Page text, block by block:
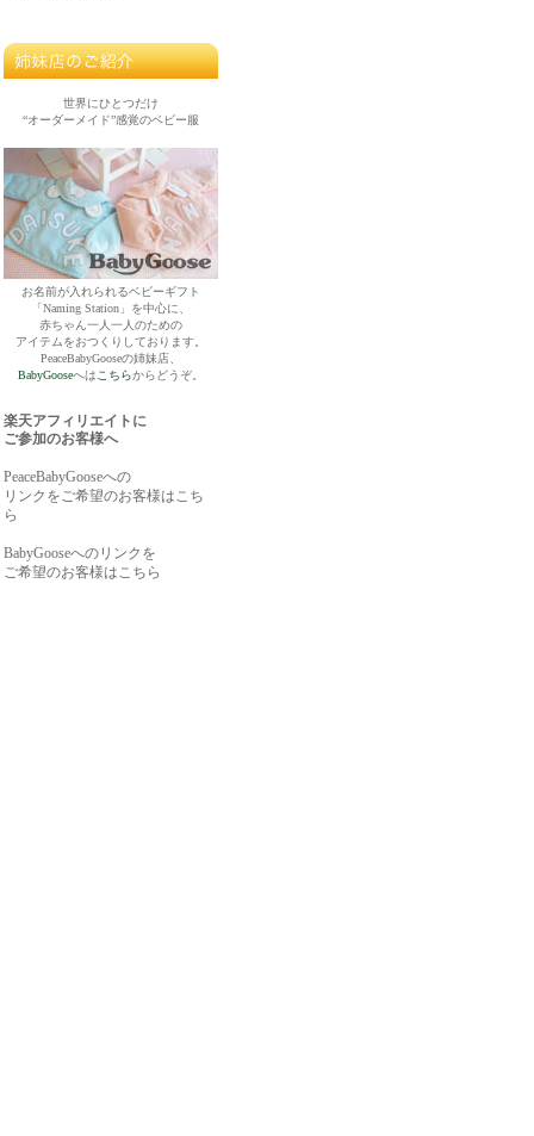
世界にひとつだけ
“オーダーメイド”感覚のベビー服
お名前が入れられるベビーギフト
「Naming Station」を中心に、
赤ちゃん一人一人のための
アイテムをおつくりしております。
PeaceBabyGooseの姉妹店、
BabyGooseへはこちらからどうぞ。
楽天アフィリエイトに
ご参加のお客様へ
PeaceBabyGooseへの
リンクをご希望のお客様はこち
ら
BabyGooseへのリンクを
ご希望のお客様はこちら